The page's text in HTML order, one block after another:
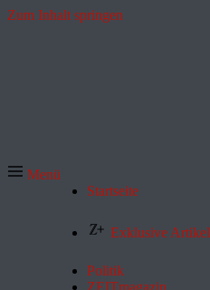
Zum Inhalt springen
Menü
Startseite
Exklusive Artikel
Politik
ZEITmagazin